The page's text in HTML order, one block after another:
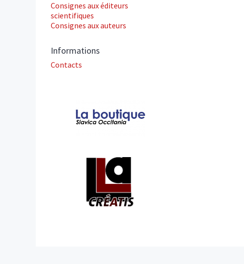
Consignes aux éditeurs
scientifiques
Consignes aux auteurs
Informations
Contacts